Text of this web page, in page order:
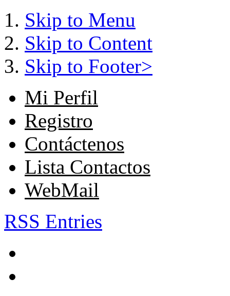
Skip to Menu
Skip to Content
Skip to Footer>
Mi Perfil
Registro
Contáctenos
Lista Contactos
WebMail
RSS Entries